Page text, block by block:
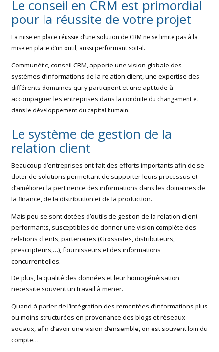
Le conseil en CRM est primordial
pour la réussite de votre projet
La mise en place réussie d’une solution de CRM ne se limite pas à la
mise en place d’un outil, aussi performant soit-il.
Communétic, conseil CRM, apporte une vision globale des
systèmes d’informations de la relation client, une expertise des
différents domaines qui y participent et une aptitude à
accompagner les entreprises dans la conduite du changement et
dans le développement du capital humain.
Le système de gestion de la
relation client
Beaucoup d’entreprises ont fait des efforts importants afin de se
doter de solutions permettant de supporter leurs processus et
d’améliorer la pertinence des informations dans les domaines de
la finance, de la distribution et de la production.
Mais peu se sont dotées d’outils de gestion de la relation client
performants, susceptibles de donner une vision complète des
relations clients, partenaires (Grossistes, distributeurs,
prescripteurs,…), fournisseurs et des informations
concurrentielles.
De plus, la qualité des données et leur homogénéisation
necessite souvent un travail à mener.
Quand à parler de l’intégration des remontées d’informations plus
ou moins structurées en provenance des blogs et réseaux
sociaux, afin d’avoir une vision d’ensemble, on est souvent loin du
compte…